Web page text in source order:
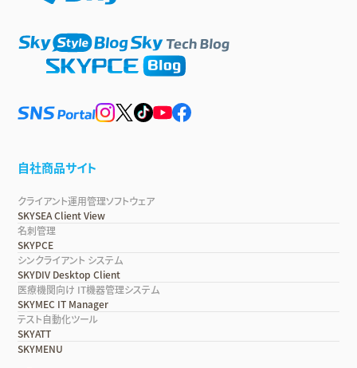
自社商品サイト
クライアント運用管理ソフトウェア
SKYSEA Client View
名刺管理
SKYPCE
シンクライアント システム
SKYDIV Desktop Client
医療機関向け IT機器管理システム
SKYMEC IT Manager
テスト自動化ツール
SKYATT
SKYMENU